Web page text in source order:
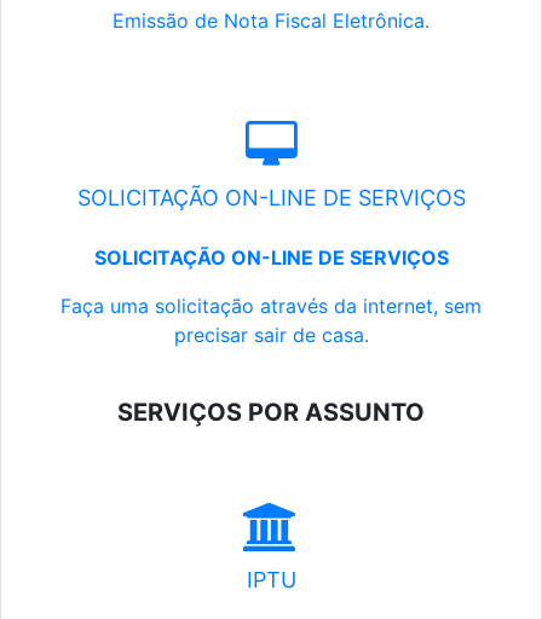
Emissão de Nota Fiscal Eletrônica.
SOLICITAÇÃO ON-LINE DE SERVIÇOS
SOLICITAÇÃO ON-LINE DE SERVIÇOS
Faça uma solicitação através da internet, sem
precisar sair de casa.
SERVIÇOS POR ASSUNTO
IPTU